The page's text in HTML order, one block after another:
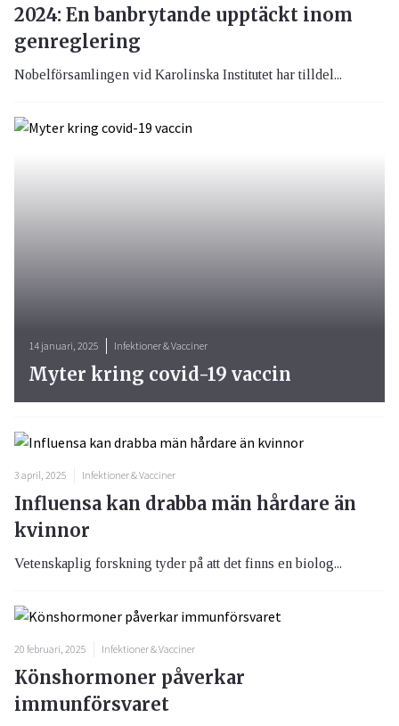
2024: En banbrytande upptäckt inom
genreglering
Nobelförsamlingen vid Karolinska Institutet har tilldel...
3 april, 2025 Infektioner & Vacciner
Influensa kan drabba män hårdare än
kvinnor
Vetenskaplig forskning tyder på att det finns en biolog...
20 februari, 2025 Infektioner & Vacciner
Könshormoner påverkar
immunförsvaret
14 januari, 2025 Infektioner & Vacciner
Myter kring covid-19 vaccin